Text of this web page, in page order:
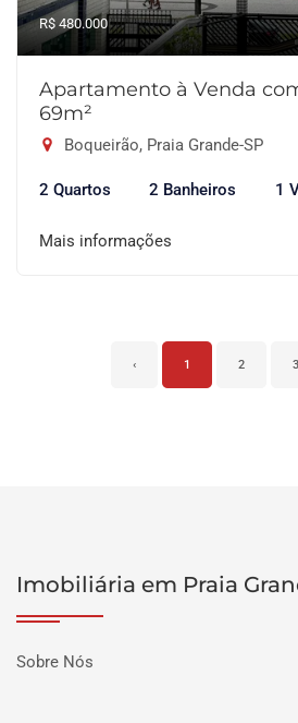
R$ 480.000
Apartamento à Venda
69m²
Boqueirão, Praia Grande-SP
2 Quartos 2 Banheiros 1
Mais informações
‹ 1 2 3
Imobiliária em Praia
Sobre Nós